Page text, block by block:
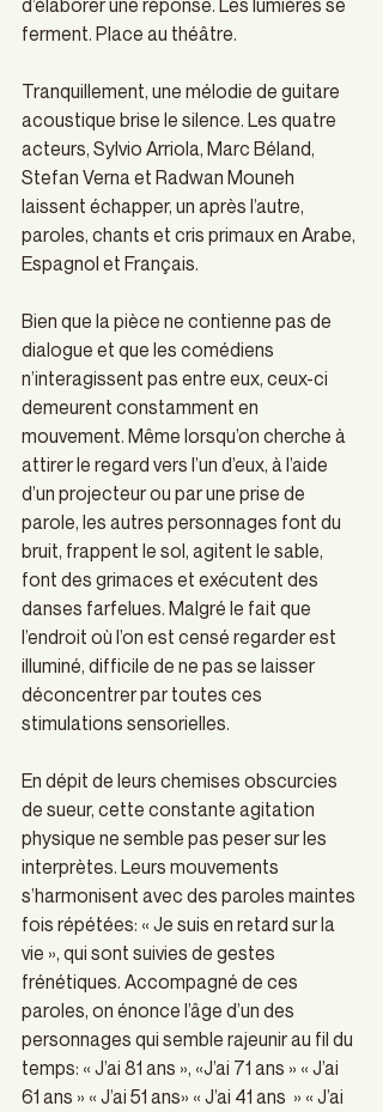
d’élaborer une réponse. Les lumières se
ferment. Place au théâtre.
Tranquillement, une mélodie de guitare
acoustique brise le silence. Les quatre
acteurs, Sylvio Arriola, Marc Béland,
Stefan Verna et Radwan Mouneh
laissent échapper, un après l’autre,
paroles, chants et cris primaux en Arabe,
Espagnol et Français.
Bien que la pièce ne contienne pas de
dialogue et que les comédiens
n’interagissent pas entre eux, ceux-ci
demeurent constamment en
mouvement. Même lorsqu’on cherche à
attirer le regard vers l’un d’eux, à l’aide
d’un projecteur ou par une prise de
parole, les autres personnages font du
bruit, frappent le sol, agitent le sable,
font des grimaces et exécutent des
danses farfelues. Malgré le fait que
l’endroit où l’on est censé regarder est
illuminé, difficile de ne pas se laisser
déconcentrer par toutes ces
stimulations sensorielles.
En dépit de leurs chemises obscurcies
de sueur, cette constante agitation
physique ne semble pas peser sur les
interprètes. Leurs mouvements
s’harmonisent avec des paroles maintes
fois répétées: « Je suis en retard sur la
vie », qui sont suivies de gestes
frénétiques. Accompagné de ces
paroles, on énonce l’âge d’un des
personnages qui semble rajeunir au fil du
temps: « J’ai 81 ans », «J’ai 71 ans » « J’ai
61 ans » « J’ai 51 ans» « J’ai 41 ans  » « J’ai